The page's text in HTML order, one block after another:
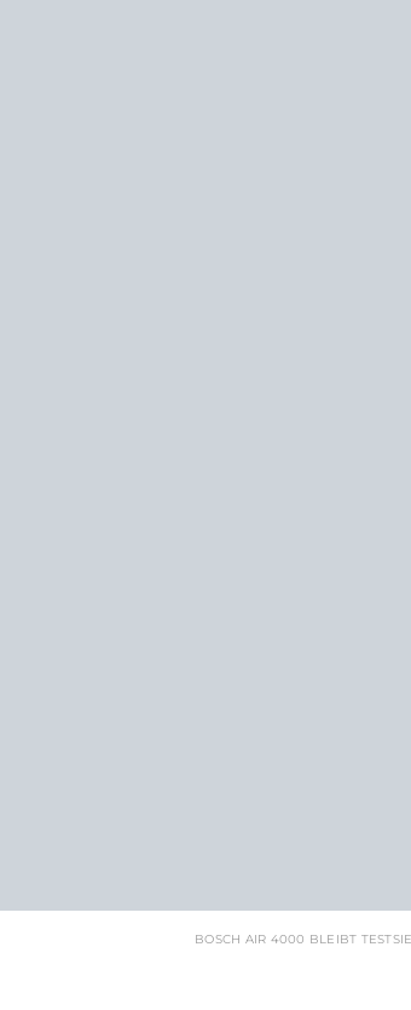
BOSCH AIR 4000 BLEIBT